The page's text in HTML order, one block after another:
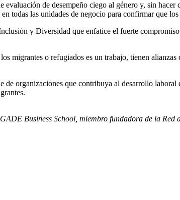
de desempeño ciego al género y, sin
todas las unidades de negocio para confirmar que
y Diversidad que enfatice el fuerte
migrantes o refugiados es un trabajo, tienen
de organizaciones que contribuya al desarrollo
Business School, miembro fundadora de la